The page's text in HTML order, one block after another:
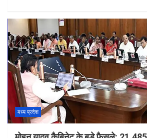
ce
b
o
o
k
ke
dI
n
at
s
A
p
p
ar
e
मध्य प्रदेश